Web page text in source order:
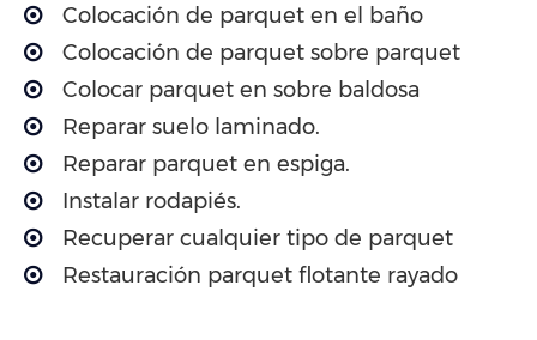
Colocación de parquet en el baño
Colocación de parquet sobre parquet
Colocar parquet en sobre baldosa
Reparar suelo laminado.
Reparar parquet en espiga.
Instalar rodapiés.
Recuperar cualquier tipo de parquet
Restauración parquet flotante rayado